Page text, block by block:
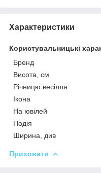
Характеристики
Користувальницькі
Бренд
Висота, см
Річницю весілля
Ікона
На ювілей
Подія
Ширина, див
Приховати